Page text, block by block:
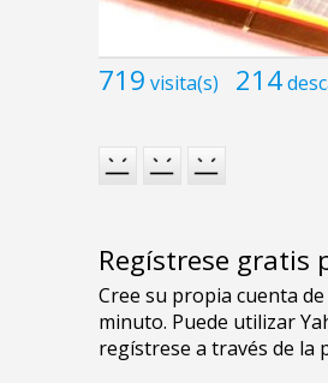
719 visita(s) 214
Regístrese gratis